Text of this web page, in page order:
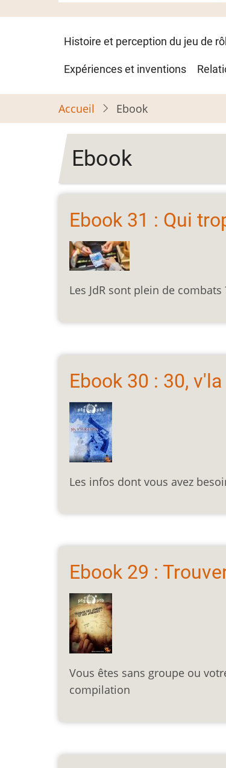
Navigation
principale
Histoire et perception du jeu de
Expériences et inventions
Accueil Ebook
Ebook
Ebook 31 : Qui
Les JdR sont plein de
Ebook 30 : 30,
Les infos dont vous avez
Ebook 29 :
Vous êtes sans groupe ou
compilation